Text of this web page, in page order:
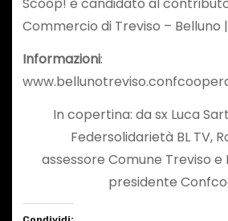
Commercio di Treviso – Belluno
Informazioni:
In copertina: da sx Luca
Federsolidarietà BL TV,
assessore Comune Treviso e
presidente